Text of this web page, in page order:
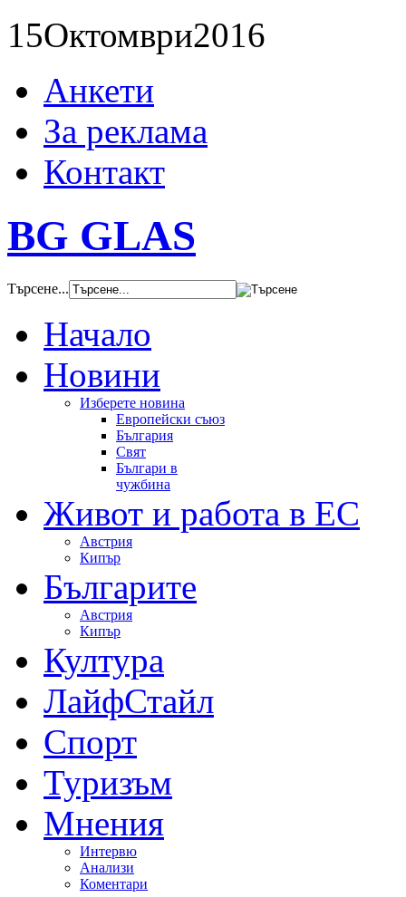
15Октомври2016
Анкети
За реклама
Контакт
BG GLAS
Търсене...
Начало
Новини
Изберете новина
Европейски съюз
България
Свят
Българи в
чужбина
Живот и работа в ЕС
Австрия
Кипър
Българите
Австрия
Кипър
Култура
ЛайфСтайл
Спорт
Туризъм
Мнения
Интервю
Анализи
Коментари